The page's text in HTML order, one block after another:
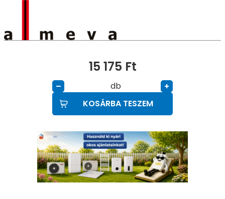
15 175 Ft
– db
+
KOSÁRBA TESZEM